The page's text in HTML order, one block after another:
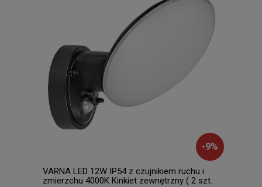
-9%
VARNA LED 12W IP54 z czujnikiem ruchu i
zmierzchu 4000K Kinkiet zewnętrzny ( 2 szt.